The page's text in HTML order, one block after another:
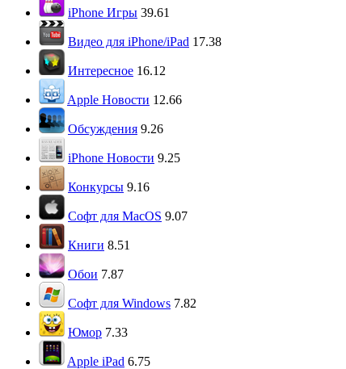
iPhone Игры 39.61
Видео для iPhone/iPad 17.38
Интересное 16.12
Apple Новости 12.66
Обсуждения 9.26
iPhone Новости 9.25
Конкурсы 9.16
Софт для MacOS 9.07
Книги 8.51
Обои 7.87
Софт для Windows 7.82
Юмор 7.33
Apple iPad 6.75